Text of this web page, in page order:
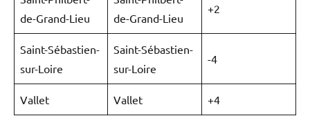
de-Grand-Lieu
de-Grand-Lieu
+2
Saint-Sébastien-
sur-Loire
Saint-Sébastien-
sur-Loire
-4
Vallet Vallet +4